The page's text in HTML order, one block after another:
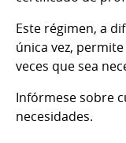
Este régimen, a
única vez,
veces que sea
Infórmese sobre
necesidades.